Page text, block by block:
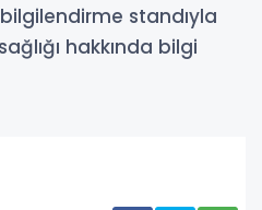
standıyla
hakkında bilgi